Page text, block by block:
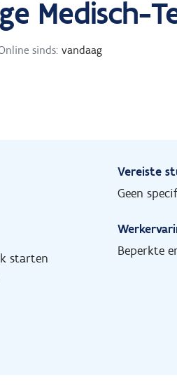
Medisch-
sinds: vandaag
starten
Vereiste
Geen
Beperkte